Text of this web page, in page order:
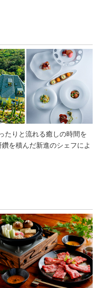
たりと流れる癒しの時間を
を積んだ新進のシェフによ